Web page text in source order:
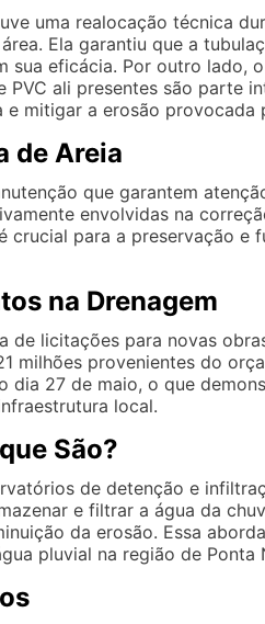
uma realocação técnica
Ela garantiu que a
sua eficácia. Por outro lado,
ali presentes são parte
mitigar a erosão provocada
de Areia
que garantem
envolvidas na
para a preservação e
na Drenagem
de licitações para novas
milhões provenientes do
dia 27 de maio, o que
local.
São?
de detenção e
e filtrar a água da
da erosão. Essa
pluvial na região de Ponta